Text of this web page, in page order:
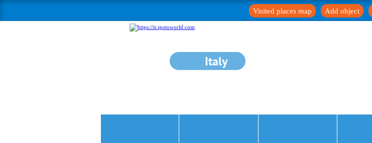
Add object
Visited places map
Italy